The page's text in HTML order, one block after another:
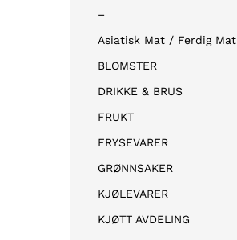
–
Asiatisk Mat / Ferdig Mat
BLOMSTER
DRIKKE & BRUS
FRUKT
FRYSEVARER
GRØNNSAKER
KJØLEVARER
KJØTT AVDELING